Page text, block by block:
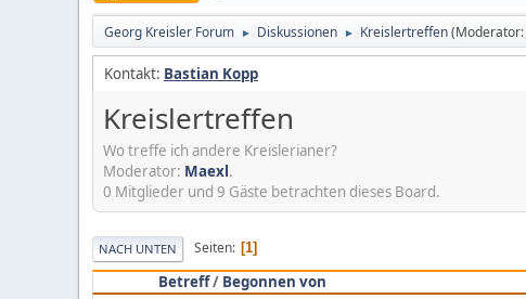
Georg Kreisler Forum ► Diskussionen ► Kreislertreffen(Moderator:
Kontakt: Bastian Kopp
Kreislertreffen
Wo treffe ich andere Kreislerianer?
Moderator: Maexl.
0 Mitglieder und 9 Gäste betrachten dieses Board.
NACH UNTEN Seiten 1
Betreff/ Begonnen von